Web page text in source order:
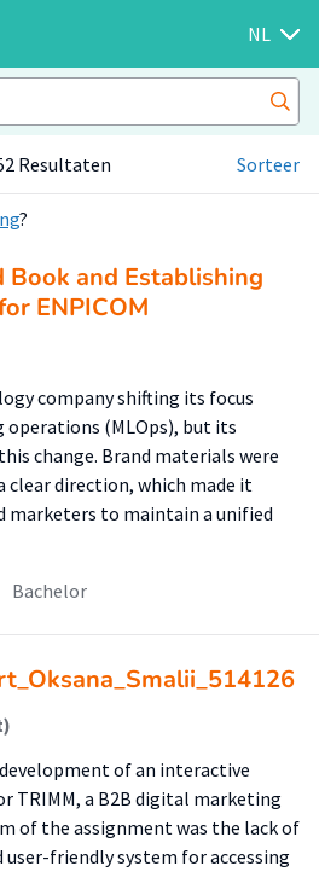
NL
Resultaten Sorteer
?
Book and Establishing
ENPICOM
company shifting its focus
(MLOps), but its
change. Brand materials were
clear direction, which made it
marketers to maintain a unified
Bachelor
of an interactive
TRIMM, a B2B digital marketing
of the assignment was the lack of
friendly system for accessing